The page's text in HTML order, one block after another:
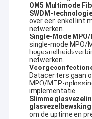
OM5 Multimode
SWDM-technologie
over een enkel lint
netwerken.
Single-Mode
single-mode MPO/
netwerken.
Datacenters gaan
MPO/MTP-
implementatie.
Slimme
om de uptime en